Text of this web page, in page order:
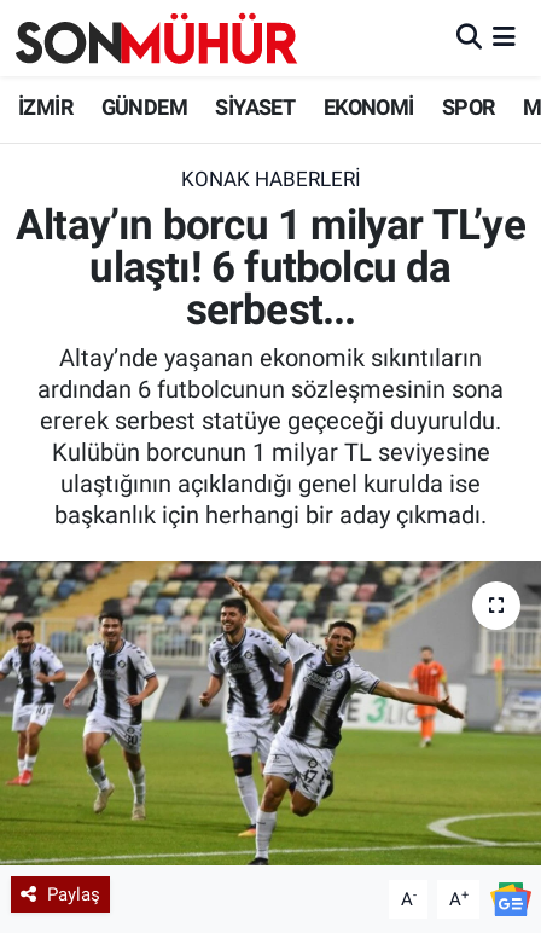
İZMİR GÜNDEM SİYASET EKONOMİ SPOR
KONAK HABERLERI
Altay’ın borcu 1 milyar TL’ye
ulaştı! 6 futbolcu da
serbest...
Altay’nde yaşanan ekonomik sıkıntıların
ardından 6 futbolcunun sözleşmesinin sona
ererek serbest statüye geçeceği duyuruldu.
Kulübün borcunun 1 milyar TL seviyesine
ulaştığının açıklandığı genel kurulda ise
başkanlık için herhangi bir aday çıkmadı.
Paylaş A- A+
İzmir Nöbetçi Eczaneler
İzmir Namaz Vakitleri
İzmir Trafik Yoğunluk Haritası
Tüm Manşetler
Son Dakika Haberleri
Haber Arşivi